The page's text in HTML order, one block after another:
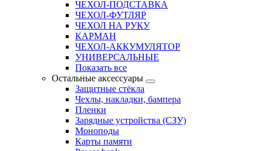
ЧЕХОЛ-ПОДСТАВКА
ЧЕХОЛ-ФУТЛЯР
ЧЕХОЛ НА РУКУ
КАРМАН
ЧЕХОЛ-АККУМУЛЯТОР
УНИВЕРСАЛЬНЫЕ
Показать все
Остальные аксессуары
Защитные стёкла
Чехлы, накладки, бампера
Пленки
Зарядные устройства (СЗУ)
Моноподы
Карты памяти